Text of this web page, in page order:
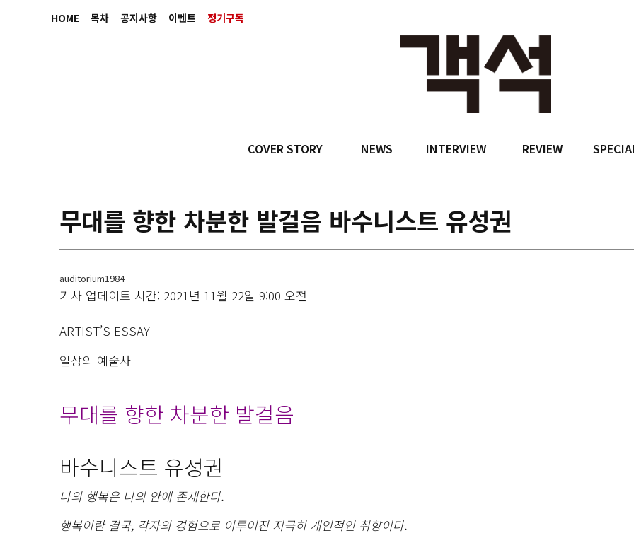
HOME 목차 공지사항 이벤트 정기구독
COVER STORY NEWS INTERVIEW REVIEW
무대를 향한 차분한 발걸음 바수니스트 유성권
auditorium1984
기사 업데이트 시간: 2021년 11월 22일 9:00 오전
ARTIST’S ESSAY
일상의 예술사
무대를 향한 차분한 발걸음
바수니스트 유성권
나의 행복은 나의 안에 존재한다.
행복이란 결국, 각자의 경험으로 이루어진 지극히 개인적인 취향이다.